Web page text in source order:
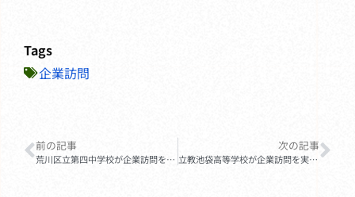
Tags
企業訪問
前の記事
荒川区立第四中学校が企業訪問を実施しました
次の記事
立教池袋高等学校が企業訪問を実施しました